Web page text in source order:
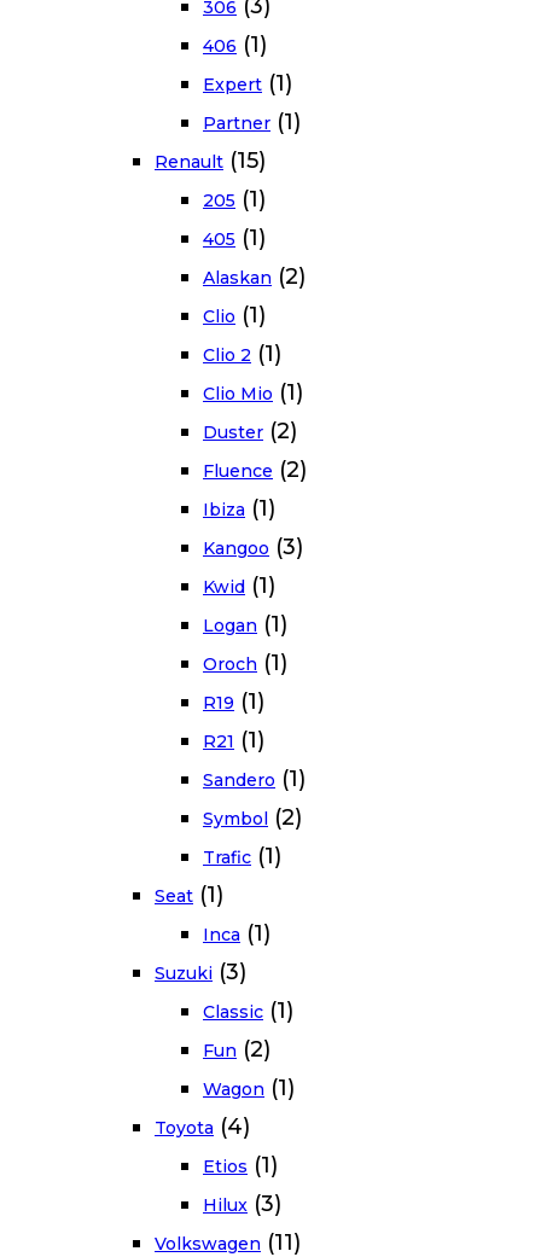
306 (3)
406 (1)
Expert (1)
Partner (1)
Renault (15)
205 (1)
405 (1)
Alaskan (2)
Clio (1)
Clio 2 (1)
Clio Mio (1)
Duster (2)
Fluence (2)
Ibiza (1)
Kangoo (3)
Kwid (1)
Logan (1)
Oroch (1)
R19 (1)
R21 (1)
Sandero (1)
Symbol (2)
Trafic (1)
Seat (1)
Inca (1)
Suzuki (3)
Classic (1)
Fun (2)
Wagon (1)
Toyota (4)
Etios (1)
Hilux (3)
Volkswagen (11)